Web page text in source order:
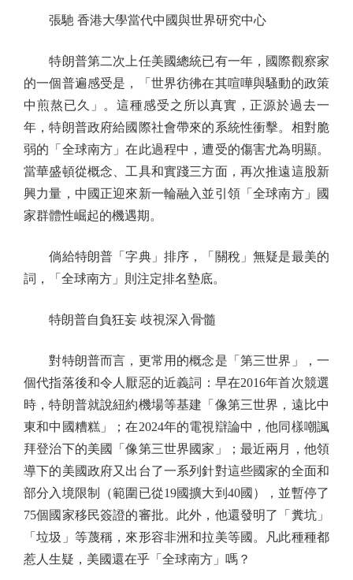
張馳 香港大學當代中國與世界研究中心
特朗普第二次上任美國總統已有一年，國際觀察家
的一個普遍感受是，「世界彷彿在其喧嘩與騷動的政策
中煎熬已久」。這種感受之所以真實，正源於過去一
年，特朗普政府給國際社會帶來的系統性衝擊。相對脆
弱的「全球南方」在此過程中，遭受的傷害尤為明顯。
當華盛頓從概念、工具和實踐三方面，再次推遠這股新
興力量，中國正迎來新一輪融入並引領「全球南方」國
家群體性崛起的機遇期。
倘給特朗普「字典」排序，「關稅」無疑是最美的
詞，「全球南方」則注定排名墊底。
特朗普自負狂妄 歧視深入骨髓
對特朗普而言，更常用的概念是「第三世界」，一
個代指落後和令人厭惡的近義詞：早在2016年首次競選
時，特朗普就說紐約機場等基建「像第三世界，遠比中
東和中國糟糕」；在2024年的電視辯論中，他同樣嘲諷
拜登治下的美國「像第三世界國家」；最近兩月，他領
導下的美國政府又出台了一系列針對這些國家的全面和
部分入境限制（範圍已從19國擴大到40國），並暫停了
75個國家移民簽證的審批。此外，他還發明了「糞坑」
「垃圾」等蔑稱，來形容非洲和拉美等國。凡此種種都
惹人生疑，美國還在乎「全球南方」嗎？